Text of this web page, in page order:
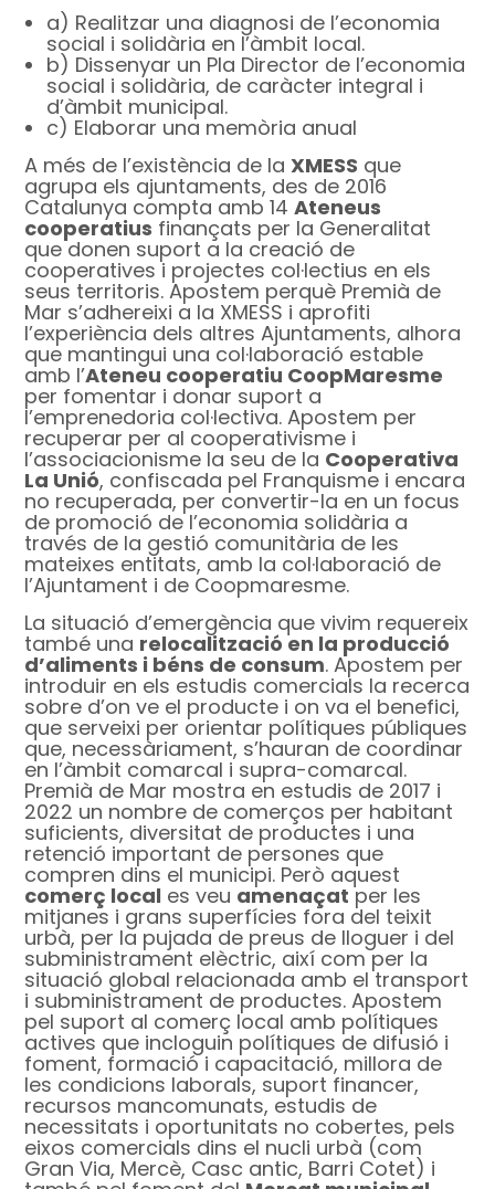
a) Realitzar una diagnosi de l’economia
social i solidària en l’àmbit local.
b) Dissenyar un Pla Director de l’economia
social i solidària, de caràcter integral i
d’àmbit municipal.
c) Elaborar una memòria anual
A més de l’existència de laXMESS que
agrupa els ajuntaments, des de 2016
Catalunya compta amb 14Ateneus
cooperatius finançats per la Generalitat
que donen suport a la creació de
cooperatives i projectes col·lectius en els
seus territoris. Apostem perquè Premià de
Mar s’adhereixi a la XMESS i aprofiti
l’experiència dels altres Ajuntaments, alhora
que mantingui una col·laboració estable
amb l’Ateneu cooperatiu CoopMaresme
per fomentar i donar suport a
l’emprenedoria col·lectiva. Apostem per
recuperar per al cooperativisme i
l’associacionisme la seu de la Cooperativa
La Unió, confiscada pel Franquisme i encara
no recuperada, per convertir-la en un focus
de promoció de l’economia solidària a
través de la gestió comunitària de les
mateixes entitats, amb la col·laboració de
l’Ajuntament i de Coopmaresme.
La situació d’emergència que vivim requereix
també una relocalització en la producció
d’aliments i béns de consum. Apostem per
introduir en els estudis comercials la recerca
sobre d’on ve el producte i on va el benefici,
que serveixi per orientar polítiques públiques
que, necessàriament, s’hauran de coordinar
en l’àmbit comarcal i supra-comarcal.
Premià de Mar mostra en estudis de 2017 i
2022 un nombre de comerços per habitant
suficients, diversitat de productes i una
retenció important de persones que
compren dins el municipi. Però aquest
comerç local es veu amenaçat per les
mitjanes i grans superfícies fora del teixit
urbà, per la pujada de preus de lloguer i del
subministrament elèctric, així com per la
situació global relacionada amb el transport
i subministrament de productes. Apostem
pel suport al comerç local amb polítiques
actives que incloguin polítiques de difusió i
foment, formació i capacitació, millora de
les condicions laborals, suport financer,
recursos mancomunats, estudis de
necessitats i oportunitats no cobertes, pels
eixos comercials dins el nucli urbà (com
Gran Via, Mercè, Casc antic, Barri Cotet) i